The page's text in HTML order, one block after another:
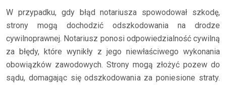
W przypadku, gdy błąd notariusza spowodował szkodę,
strony mogą dochodzić odszkodowania na drodze
cywilnoprawnej. Notariusz ponosi odpowiedzialność cywilną
za błędy, które wynikły z jego niewłaściwego wykonania
obowiązków zawodowych. Strony mogą złożyć pozew do
sądu, domagając się odszkodowania za poniesione straty.